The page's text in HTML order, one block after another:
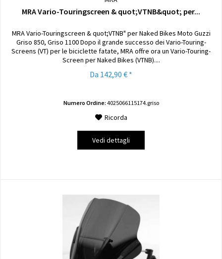
MRA Vario-Touringscreen & quot;VTNB&quot; per...
MRA Vario-Touringscreen & quot;VTNB" per Naked Bikes Moto Guzzi
Griso 850, Griso 1100 Dopo il grande successo dei Vario-Touring-
Screens (VT) per le biciclette fatate, MRA offre ora un Vario-Touring-
Screen per Naked Bikes (VTNB)....
Da 142,90 € *
Numero Ordine: 4025066115174.griso
Ricorda
Vedi dettagli